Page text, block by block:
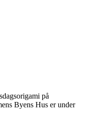
på
Byens Hus er under